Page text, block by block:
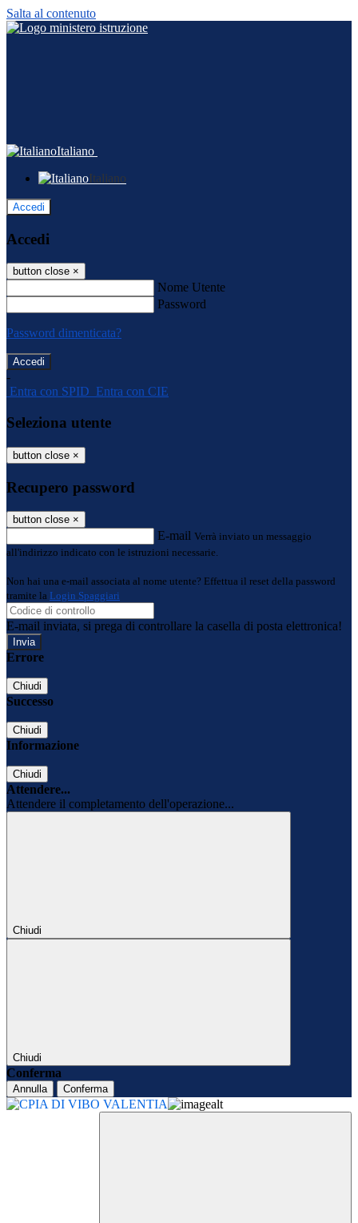
Salta al contenuto
Italiano
Italiano
Accedi
Accedi
button close ×
Nome Utente
Password
Password dimenticata?
-
Entra con SPID Entra con CIE
Seleziona utente
button close ×
Recupero password
button close ×
E-mail Verrà inviato un messaggio
all'indirizzo indicato con le istruzioni necessarie.
Non hai una e-mail associata al nome utente? Effettua il reset della password
tramite la Login Spaggiari
E-mail inviata, si prega di controllare la casella di posta elettronica!
Errore
Chiudi
Successo
Chiudi
Informazione
Chiudi
Attendere...
Attendere il completamento dell'operazione...
Chiudi
Chiudi
Conferma
Annulla Conferma